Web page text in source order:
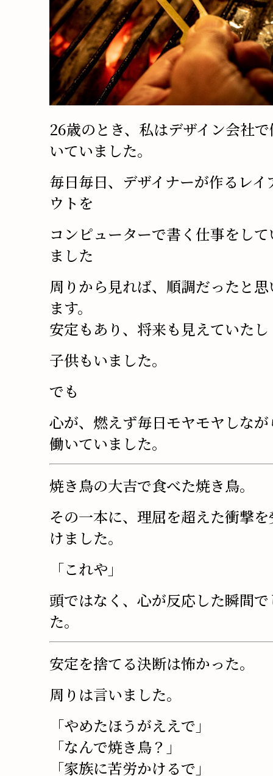
26歳のとき、私はデザイン会社
いていました。
毎日毎日、デザイナーが作るレイ
ウトを
コンピューターで書く仕事をして
ました
周りから見れば、順調だったと思
ます。
安定もあり、将来も見えていたし
子供もいました。
でも――
心が、燃えず毎日モヤモヤしなが
働いていました。
焼き鳥の大吉で食べた焼き鳥。
その一本に、理屈を超えた衝撃を
けました。
「これや」
頭ではなく、心が反応した瞬間で
た。
安定を捨てる決断は怖かった。
周りは言いました。
「やめたほうがええで」
「なんで焼き鳥？」
「家族に苦労かけるで」